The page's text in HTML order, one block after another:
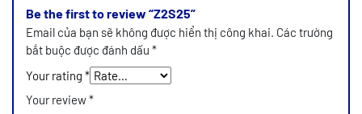
Be the first to review “Z2S25”
Email của bạn sẽ không được hiển thị công khai. Các trường
bắt buộc được đánh dấu *
Your rating *
Your review*